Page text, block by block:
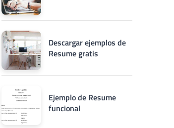
Descargar ejemplos de
Resume gratis
Ejemplo de Resume
funcional